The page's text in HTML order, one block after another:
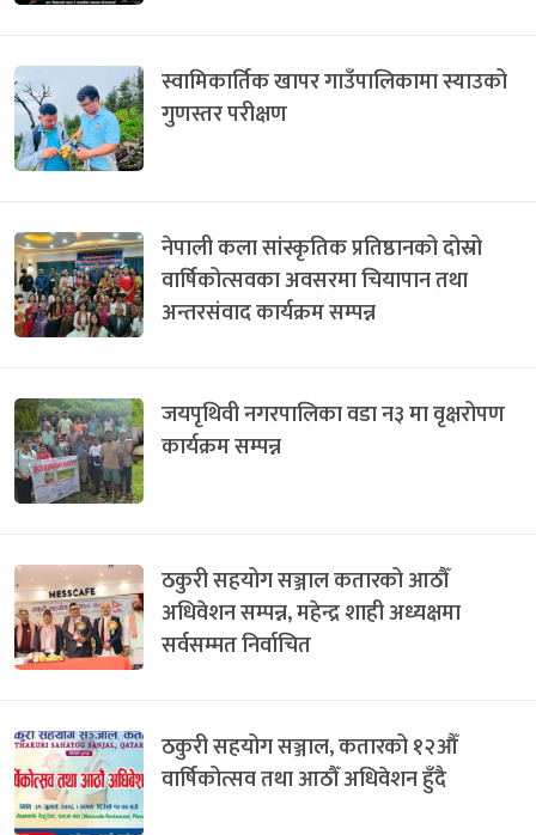
स्वामिकार्तिक खापर गाउँपालिकामा स्याउको
गुणस्तर परीक्षण
नेपाली कला सांस्कृतिक प्रतिष्ठानको दोस्रो
वार्षिकोत्सवका अवसरमा चियापान तथा
अन्तरसंवाद कार्यक्रम सम्पन्न
जयपृथिवी नगरपालिका वडा न३ मा वृक्षरोपण
कार्यक्रम सम्पन्न
ठकुरी सहयोग सञ्जाल कतारको आठौँ
अधिवेशन सम्पन्न, महेन्द्र शाही अध्यक्षमा
सर्वसम्मत निर्वाचित
ठकुरी सहयोग सञ्जाल, कतारको १२औँ
वार्षिकोत्सव तथा आठौँ अधिवेशन हुँदै